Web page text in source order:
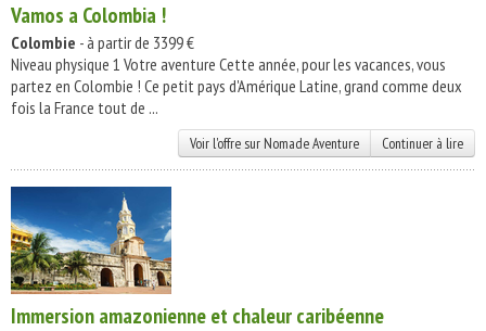
Vamos a Colombia !
Colombie - à partir de 3399 €
Niveau physique 1 Votre aventure Cette année, pour les vacances, vous
partez en Colombie ! Ce petit pays d'Amérique Latine, grand comme deux
fois la France tout de ...
Voir l'offre sur Nomade Aventure Continuer à lire
Immersion amazonienne et chaleur caribéenne